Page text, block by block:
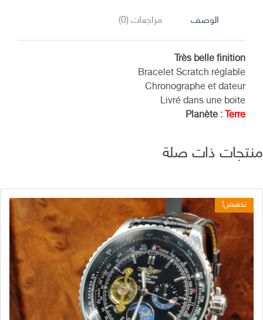
د.ج 6.400,00.
الوصف مراجعات (0)
Très belle finition
Bracelet Scratch réglable
Chronographe et dateur
Livré dans une boite
Planète :Terre
ذات صلة
تخفيض!